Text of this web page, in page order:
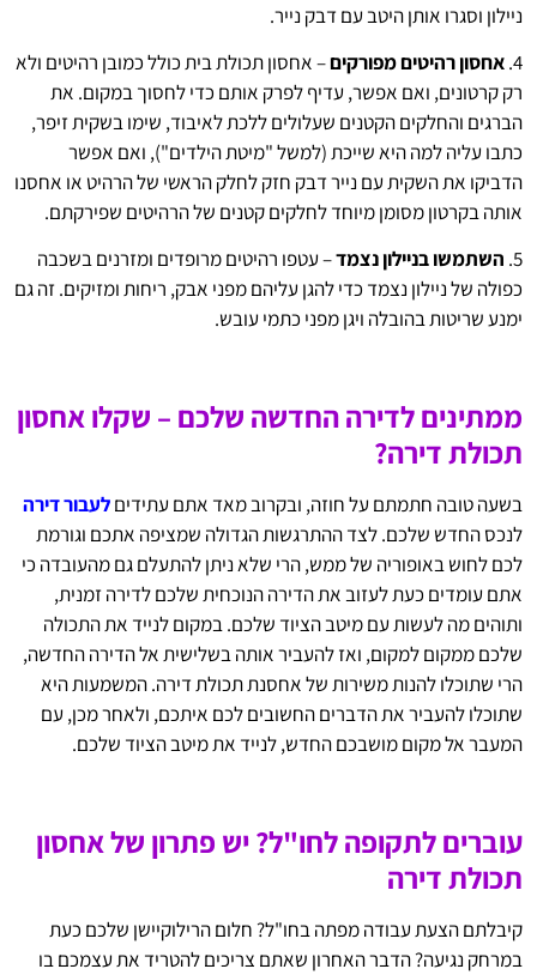
ניילון וסגרו אותן היטב עם דבק נייר.
4. אחסון רהיטים מפורקים– אחסון תכולת בית כולל כמובן רהיטים ולא
רק קרטונים, ואם אפשר, עדיף לפרק אותם כדי לחסוך במקום. את
הברגים והחלקים הקטנים שעלולים ללכת לאיבוד, שימו בשקית זיפר,
כתבו עליה למה היא שייכת (למשל "מיטת הילדים"), ואם אפשר
הדביקו את השקית עם נייר דבק חזק לחלק הראשי של הרהיט או אחסנו
אותה בקרטון מסומן מיוחד לחלקים קטנים של הרהיטים שפירקתם.
5. השתמשו בניילון נצמד– עטפו רהיטים מרופדים ומזרנים בשכבה
כפולה של ניילון נצמד כדי להגן עליהם מפני אבק, ריחות ומזיקים. זה גם
ימנע שריטות בהובלה ויגן מפני כתמי עובש.
ממתינים לדירה החדשה שלכם – שקלו אחסון
תכולת דירה?
בשעה טובה חתמתם על חוזה, ובקרוב מאד אתם עתידיםלעבור דירה
לנכס החדש שלכם. לצד ההתרגשות הגדולה שמציפה אתכם וגורמת
לכם לחוש באופוריה של ממש, הרי שלא ניתן להתעלם גם מהעובדה כי
אתם עומדים כעת לעזוב את הדירה הנוכחית שלכם לדירה זמנית,
ותוהים מה לעשות עם מיטב הציוד שלכם. במקום לנייד את התכולה
שלכם ממקום למקום, ואז להעביר אותה בשלישית אל הדירה החדשה,
הרי שתוכלו להנות משירות של אחסנת תכולת דירה. המשמעות היא
שתוכלו להעביר את הדברים החשובים לכם איתכם, ולאחר מכן, עם
המעבר אל מקום מושבכם החדש, לנייד את מיטב הציוד שלכם.
עוברים לתקופה לחו"ל? יש פתרון של אחסון
תכולת דירה
קיבלתם הצעת עבודה מפתה בחו"ל? חלום הרילוקיישן שלכם כעת
במרחק נגיעה? הדבר האחרון שאתם צריכים להטריד את עצמכם בו